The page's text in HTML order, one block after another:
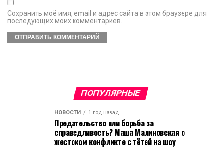
Сохранить моё имя, email и адрес сайта в этом браузере для
последующих моих комментариев.
ПОПУЛЯРНЫЕ
НОВОСТИ 1 год назад
Предательство или борьба за
справедливость? Маша Малиновская о
жестоком конфликте с тётей на шоу